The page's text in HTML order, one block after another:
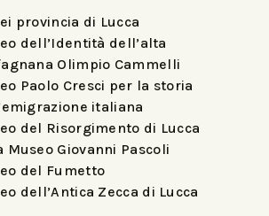
provincia di Lucca
dell’Identità dell’alta
Olimpio Cammelli
Paolo Cresci per la storia
italiana
del Risorgimento di Lucca
Museo Giovanni Pascoli
del Fumetto
dell’Antica Zecca di Lucca